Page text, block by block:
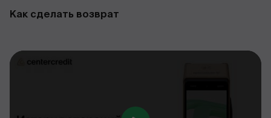
Как сделать возврат